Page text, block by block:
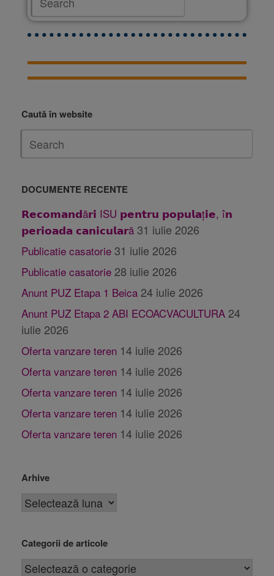
Caută în website
DOCUMENTE RECENTE
𝗥𝗲𝗰𝗼𝗺𝗮𝗻𝗱ă𝗿𝗶 ISU 𝗽𝗲𝗻𝘁𝗿𝘂 𝗽𝗼𝗽𝘂𝗹𝗮ț𝗶𝗲, î𝗻
𝗽𝗲𝗿𝗶𝗼𝗮𝗱𝗮 𝗰𝗮𝗻𝗶𝗰𝘂𝗹𝗮𝗿ă 31 iulie 2026
Publicatie casatorie 31 iulie 2026
Publicatie casatorie 28 iulie 2026
Anunt PUZ Etapa 1 Beica 24 iulie 2026
Anunt PUZ Etapa 2 ABI ECOACVACULTURA 24
iulie 2026
Oferta vanzare teren 14 iulie 2026
Oferta vanzare teren 14 iulie 2026
Oferta vanzare teren 14 iulie 2026
Oferta vanzare teren 14 iulie 2026
Oferta vanzare teren 14 iulie 2026
Arhive
Categorii de articole